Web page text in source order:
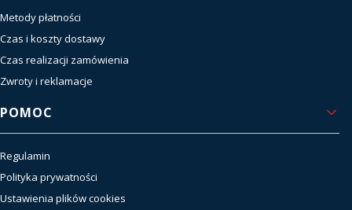
Metody płatności
Czas i koszty dostawy
Czas realizacji zamówienia
Zwroty i reklamacje
POMOC
Regulamin
Polityka prywatności
Ustawienia plików cookies